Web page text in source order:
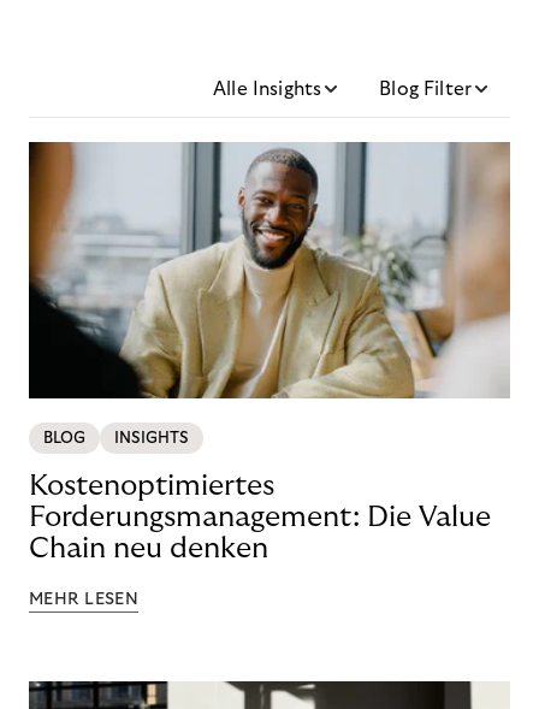
Alle Insights Blog Filter
BLOG INSIGHTS
Kostenoptimiertes
Forderungsmanagement: Die Value
Chain neu denken
MEHR LESEN